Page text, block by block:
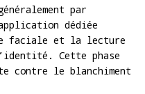
par
dédiée
faciale et la lecture
Cette phase
contre le blanchiment